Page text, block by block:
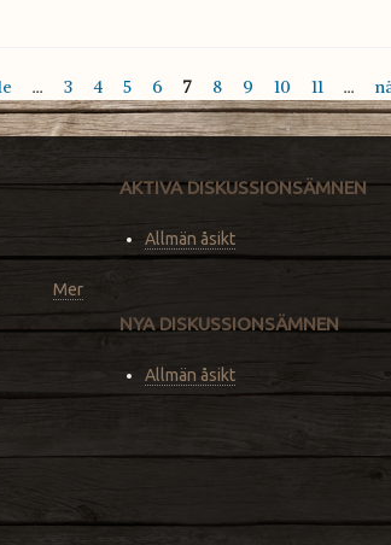
… 3 4 5 6 7 8 9 10 11 …
Mer
AKTIVA DISKUSSIONSÄMNEN
Allmän åsikt
NYA DISKUSSIONSÄMNEN
Allmän åsikt